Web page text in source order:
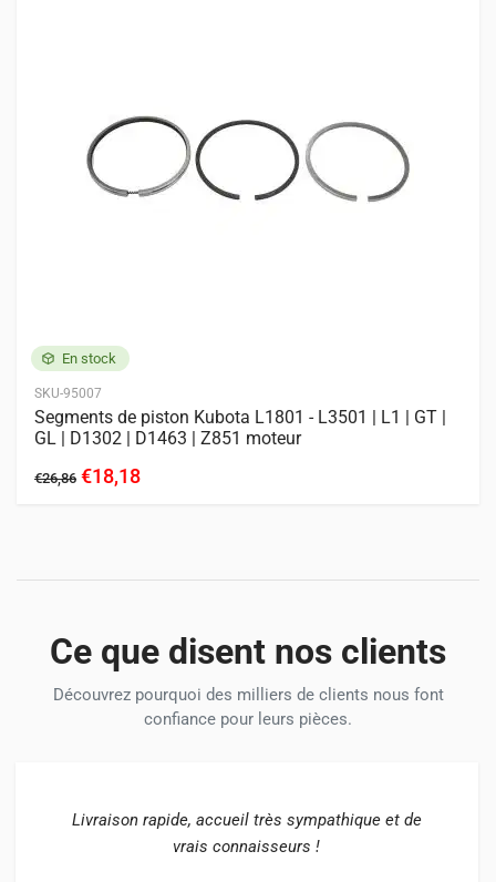
V1702 Z851
En stock
SKU-95007
Segments de piston Kubota L1801 - L3501 | L1 | GT |
GL | D1302 | D1463 | Z851 moteur
€26,86 €18,18
Ce que disent nos clients
Découvrez pourquoi des milliers de clients nous font
confiance pour leurs pièces.
Livraison rapide, accueil très sympathique et de
vrais connaisseurs !